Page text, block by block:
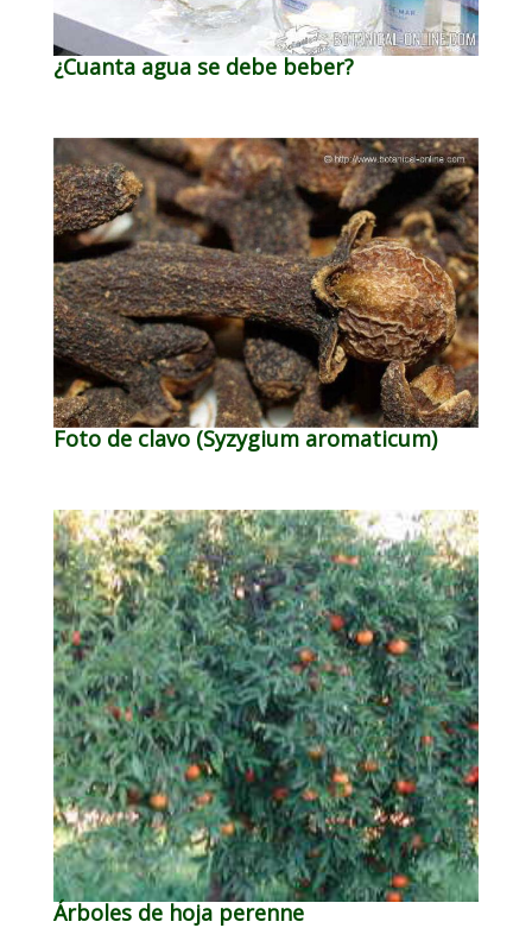
¿Cuanta agua se debe beber?
Foto de clavo (Syzygium aromaticum)
Árboles de hoja perenne